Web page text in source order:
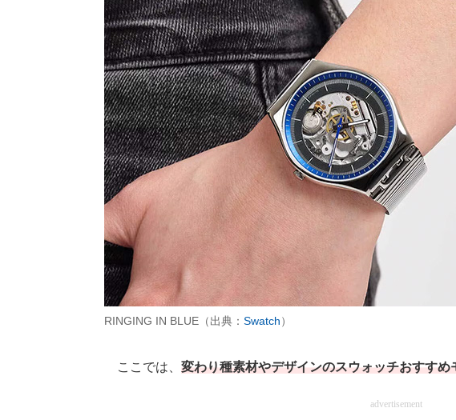
RINGING IN BLUE（出典： Swatch）
ここでは、 変わり種素材やデザインのスウォッチおすすめ
advertisement